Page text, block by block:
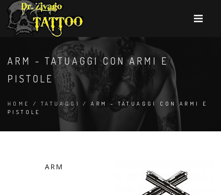
ARM - TATUAGGI CON ARMI E
PISTOLE
HOME / TATUAGGI
/ ARM - TATUAGGI CON ARMI E
PISTOLE
ARM